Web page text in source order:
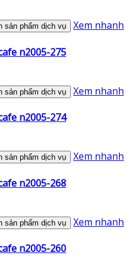
sản phẩm dịch vụ Xem nhanh
n2005-275
sản phẩm dịch vụ Xem nhanh
n2005-274
sản phẩm dịch vụ Xem nhanh
n2005-268
sản phẩm dịch vụ Xem nhanh
n2005-260